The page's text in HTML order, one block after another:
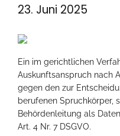
23. Juni 2025
Ein im gerichtlichen
Auskunftsanspruch nach
gegen den zur
berufenen Spruchkörper,
Behördenleitung als
Art. 4 Nr. 7 DSGVO.